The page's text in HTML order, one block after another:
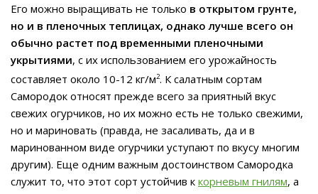
Его можно выращивать не только в открытом грунте,
но и в пленочных теплицах, однако лучше всего он
обычно растет под временными пленочными
укрытиями, с их использованием его урожайность
составляет около 10-12 кг/м2. К салатным сортам
Самородок относят прежде всего за приятный вкус
свежих огурчиков, но их можно есть не только свежими,
но и мариновать (правда, не засаливать, да и в
маринованном виде огурчики уступают по вкусу многим
другим). Еще одним важным достоинством Самородка
служит то, что этот сорт устойчив к корневым гнилям, а